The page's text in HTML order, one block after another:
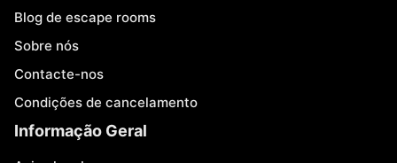
Blog de escape rooms
Sobre nós
Contacte-nos
Condições de cancelamento
Informação Geral